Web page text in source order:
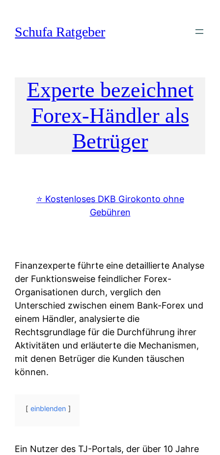
springen
Schufa Ratgeber
Experte bezeichnet
Forex-Händler als
Betrüger
⭐️ Kostenloses DKB Girokonto ohne
Gebühren
Finanzexperte führte eine detaillierte Analyse
der Funktionsweise feindlicher Forex-
Organisationen durch, verglich den
Unterschied zwischen einem Bank-Forex und
einem Händler, analysierte die
Rechtsgrundlage für die Durchführung ihrer
Aktivitäten und erläuterte die Mechanismen,
mit denen Betrüger die Kunden täuschen
können.
einblenden
Ein Nutzer des TJ-Portals, der über 10 Jahre